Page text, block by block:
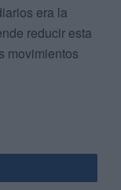
era la
reducir esta
movimientos